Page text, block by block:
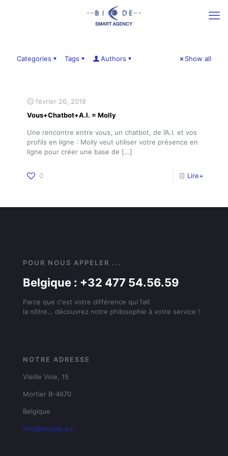
Categories Tags Authors Show all
février 26, 2018
Vous+Chatbot+A.I. = Molly
Une rencontre entre vous, un chatbot, de l’A.I. et vos
profils en ligne : Molly veut utiliser votre présence en
ligne pour créer une base de […]
0 Lire+
POUR NOUS APPELER ...
Belgique : +32 477 54.56.59
Parce que c'est votre différence qui fait
la nôtre… découvrez notre philosophie à votre service !
NOTRE ADRESSE
Vieille Voie, 15
Mortier B-4670
Belgique
info@bicode.eu